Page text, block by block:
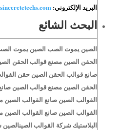
البريد الإلكتروني:
البحث الشائع
الصين يموت الصب الصين يموت
الحقن الصين مصنع قوالب الحقن
صانع قوالب الحقن الصين حقن
الحقن الصين مصنع قوالب الصين
القوالب الصين صانع القوالب الصين
القوالب الصين صانع القوالب الصين
البلاستيك شركة القوالب